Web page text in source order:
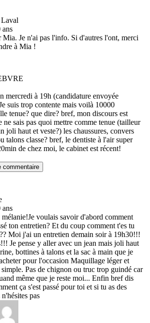
Laval
ans
Mia. Je n'ai pas l'info. Si d'autres l'ont, merci
à Mia !
mercredi à 19h (candidature envoyée
suis trop contente mais voilà 10000
tenue? que dire? bref, mon discours est
ne sais pas quoi mettre comme tenue (tailleur
joli haut et veste?) les chaussures, convers
talons classe? bref, le dentiste à l'air super
de chez moi, le cabinet est récent!
commentaire
ans
voulais savoir d'abord comment
ton entretien? Et du coup comment t'es tu
Moi j'ai un entretien demain soir à 19h30!!!
Je pense y aller avec un jean mais joli haut
bottines à talons et la sac à main que je
pour l'occasion Maquillage léger et
Pas de chignon ou truc trop guindé car
même que je reste moi... Enfin bref dis
ça s'est passé pour toi et si tu as des
pas